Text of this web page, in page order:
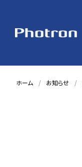
ホーム お知らせ